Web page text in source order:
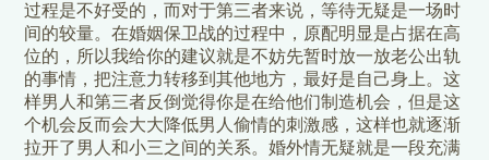
过程是不好受的，而对于第三者来说，等待无疑是一场时
间的较量。在婚姻保卫战的过程中，原配明显是占据在高
位的，所以我给你的建议就是不妨先暂时放一放老公出轨
的事情，把注意力转移到其他地方，最好是自己身上。这
样男人和第三者反倒觉得你是在给他们制造机会，但是这
个机会反而会大大降低男人偷情的刺激感，这样也就逐渐
拉开了男人和小三之间的关系。婚外情无疑就是一段充满